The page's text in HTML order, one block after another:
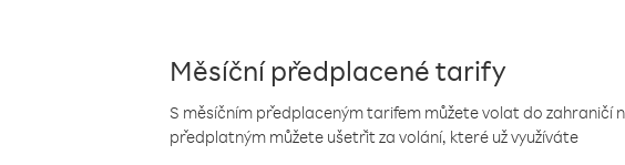
Měsíční předplacené tarify
S měsíčním předplaceným tarifem můžete volat do zahraničí
předplatným můžete ušetřit za volání, které už využíváte